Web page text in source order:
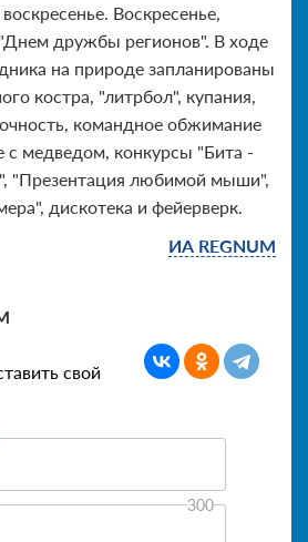
Воскресенье,
дружбы регионов". В ходе
на природе запланированы
костра, "литрбол", купания,
командное обжимание
с медведом, конкурсы "Бита -
"Презентация любимой мыши",
дискотека и фейерверк.
ИА REGNUM
свой
300